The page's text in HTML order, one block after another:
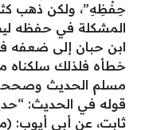
حِفْظِهِ”، ولكن ذهب
المشكلة في حفظه
ابن حبان إلى ضعفه
خطأه فلذلك سلكناه
مسلم الحديث
قوله في الحديث:
ثابت، عن أبي أيوب: